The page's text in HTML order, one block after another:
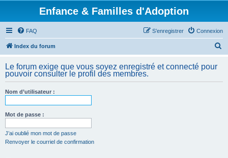
Enfance & Familles d'Adoption
FAQ Connexion
S’enregistrer
Index du forum
h
Le forum exige que vous soyez enregistré et connecté pour
pouvoir consulter le profil des membres.
Nom d’utilisateur :
Mot de passe :
J’ai oublié mon mot de passe
Renvoyer le courriel de confirmation